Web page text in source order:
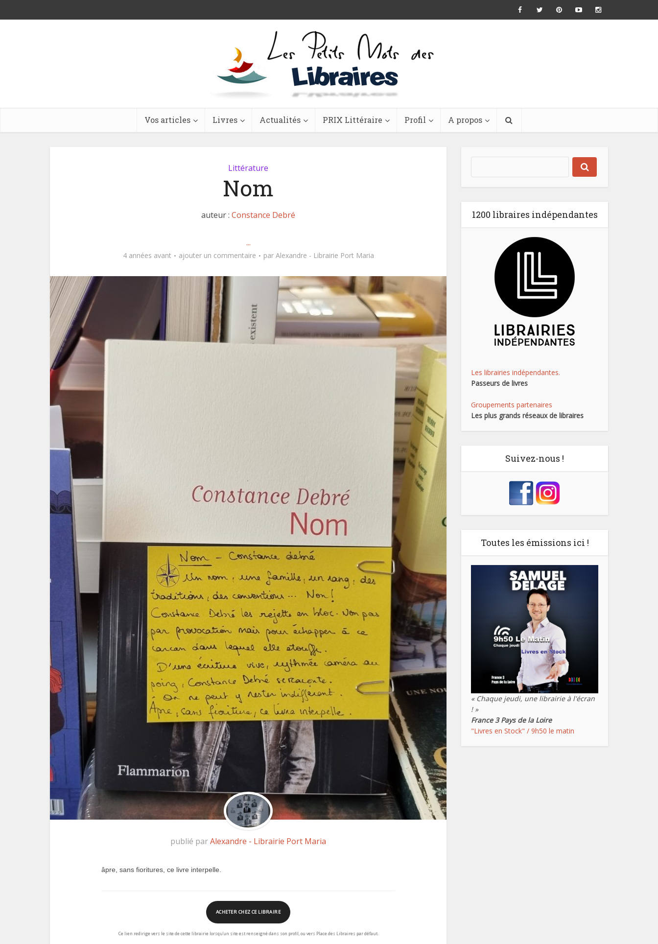
Vos articles Livres Actualités PRIX Littéraire Profil A propos
Littérature
Nom
auteur : Constance Debré
...
4 années avant ajouter un commentaire par Alexandre - Librairie Port Maria
publié parAlexandre - Librairie Port Maria
âpre, sans fioritures, ce livre interpelle.
ACHETER CHEZ CE LIBRAIRE
Ce lien redirige vers le site de cette librairie lorsqu’un site est renseigné dans son profil, ou vers Place des Libraires par défaut.
1200 libraires indépendantes
Les librairies indépendantes.
Passeurs de livres
Groupements partenaires
Les plus grands réseaux de libraires
Suivez-nous !
Toutes les émissions ici !
« Chaque jeudi, une librairie à l'écran
! »
France 3 Pays de la Loire
"Livres en Stock" / 9h50 le matin